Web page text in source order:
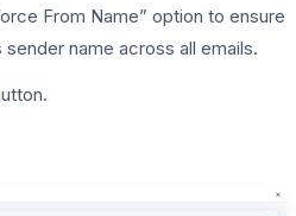
From Name” option to ensure
name across all emails.